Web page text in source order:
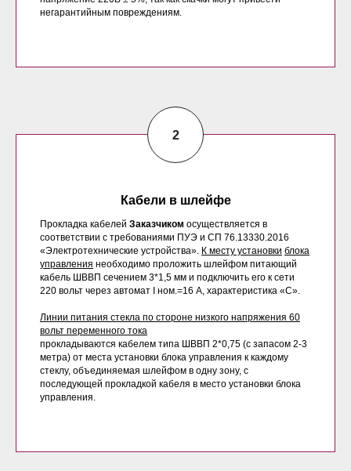
негарантийным повреждениям.
Кабели в шлейфе
Прокладка кабелей Заказчиком осуществляется в
соответствии с требованиями ПУЭ и СП 76.13330.2016
«Электротехнические устройства». К месту установки блока
управления необходимо проложить шлейфом питающий
кабель ШВВП сечением 3*1,5 мм и подключить его к сети
220 вольт через автомат I ном.=16 А, характеристика «С».
Линии питания стекла по стороне низкого напряжения 60
вольт переменного тока
прокладываются кабелем типа ШВВП 2*0,75 (с запасом 2-3
метра) от места установки блока управления к каждому
стеклу, объединяемая шлейфом в одну зону, с
последующей прокладкой кабеля в место установки блока
управления.